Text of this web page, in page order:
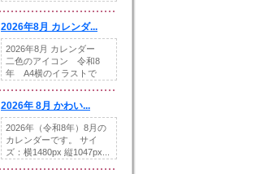
2026年8月 カレンダ...
2026年8月 カレンダー
二色のアイコン 令和8
年 A4横のイラストで
2026年 8月 かわい...
2026年（令和8年）8月の
カレンダーです。 サイ
ズ：横1480px 縦1047px...